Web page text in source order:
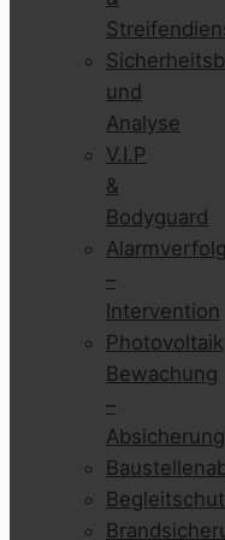
und
Analyse
V.I.P
&
Bodyguard
–
Intervention
Photovoltaik
Bewachung
–
Absicherung